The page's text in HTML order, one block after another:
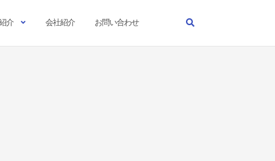
介 会社紹介 お問い合わせ